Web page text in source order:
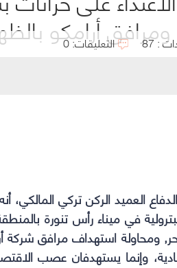
ومرافق أرامكو
: 87 التعليقات: 0
العميد الركن تركي المالكي،
في ميناء رأس تنورة
ومحاولة استهداف مرافق شركة
وإنما يستهدفان عصب